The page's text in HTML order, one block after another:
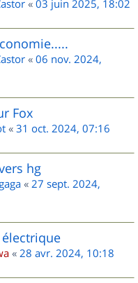
« 03 juin 2025, 18:02
« 06 nov. 2024,
Fox
« 31 oct. 2024, 07:16
hg
« 27 sept. 2024,
électrique
« 28 avr. 2024, 10:18